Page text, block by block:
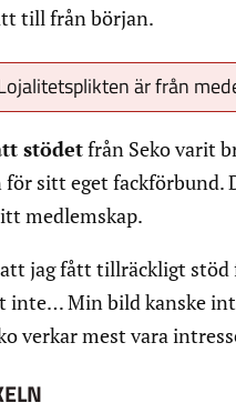
till från början.
är från
stödetfrån Seko varit
sitt eget fackförbund.
medlemskap.
jag fått tillräckligt
inte… Min bild kanske
verkar mest vara